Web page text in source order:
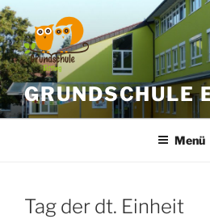
Zum
Inhalt
springen
GRUNDSCHULE
Menü
Tag der dt. Einheit